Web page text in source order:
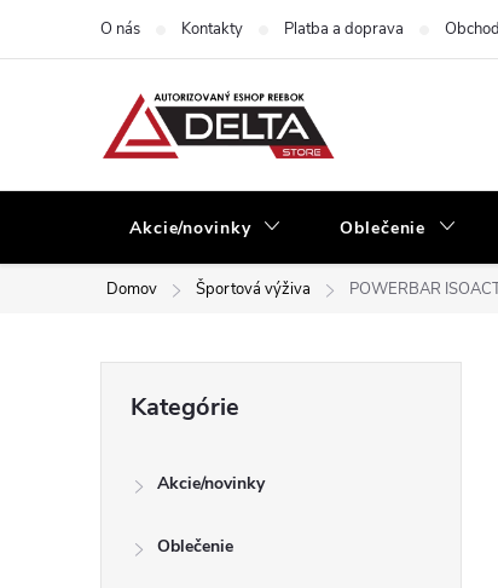
O nás Kontakty Platba a doprava
Akcie/novinky Oblečenie
Domov Športová výživa POWERBAR
kategórie
Kategórie
Akcie/novinky
Oblečenie